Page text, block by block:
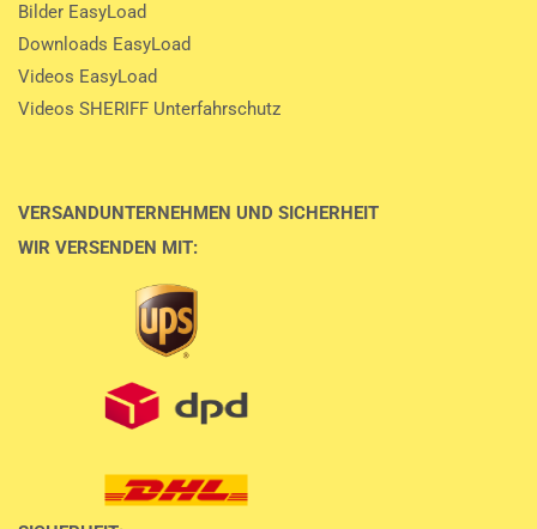
Bilder EasyLoad
Downloads EasyLoad
Videos EasyLoad
Videos SHERIFF Unterfahrschutz
VERSANDUNTERNEHMEN UND SICHERHEIT
WIR VERSENDEN MIT: